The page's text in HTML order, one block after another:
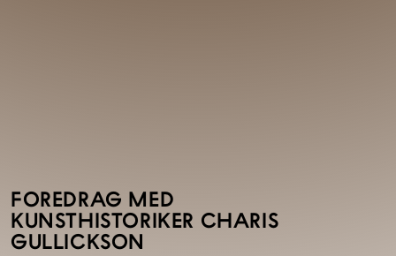
FOREDRAG MED
KUNSTHISTORIKER CHARIS
GULLICKSON